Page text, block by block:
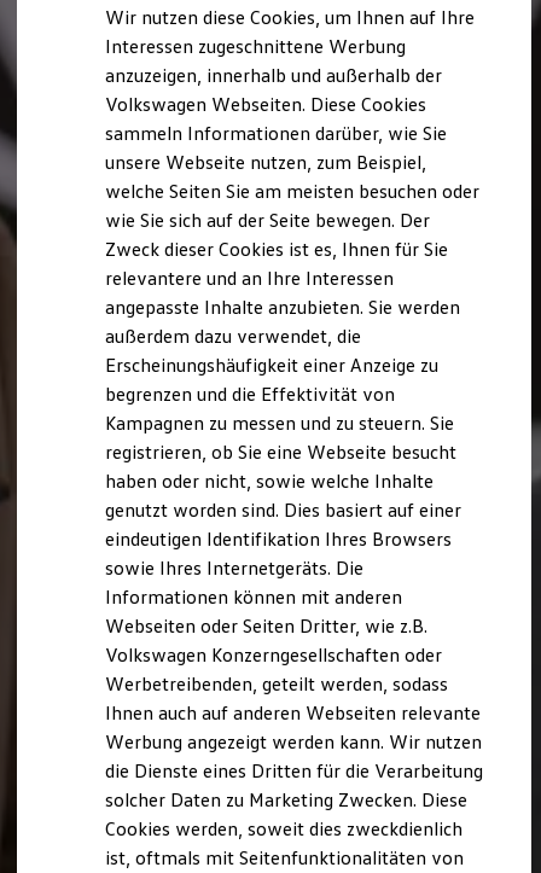
Wir nutzen diese Cookies, um Ihnen auf Ihre
Interessen zugeschnittene Werbung
anzuzeigen, innerhalb und außerhalb der
Volkswagen Webseiten. Diese Cookies
sammeln Informationen darüber, wie Sie
unsere Webseite nutzen, zum Beispiel,
welche Seiten Sie am meisten besuchen oder
wie Sie sich auf der Seite bewegen. Der
Zweck dieser Cookies ist es, Ihnen für Sie
relevantere und an Ihre Interessen
angepasste Inhalte anzubieten. Sie werden
außerdem dazu verwendet, die
Erscheinungshäufigkeit einer Anzeige zu
begrenzen und die Effektivität von
Kampagnen zu messen und zu steuern. Sie
registrieren, ob Sie eine Webseite besucht
haben oder nicht, sowie welche Inhalte
genutzt worden sind. Dies basiert auf einer
eindeutigen Identifikation Ihres Browsers
sowie Ihres Internetgeräts. Die
Informationen können mit anderen
Webseiten oder Seiten Dritter, wie z.B.
Volkswagen Konzerngesellschaften oder
Werbetreibenden, geteilt werden, sodass
Ihnen auch auf anderen Webseiten relevante
Werbung angezeigt werden kann. Wir nutzen
die Dienste eines Dritten für die Verarbeitung
solcher Daten zu Marketing Zwecken. Diese
Cookies werden, soweit dies zweckdienlich
ist, oftmals mit Seitenfunktionalitäten von